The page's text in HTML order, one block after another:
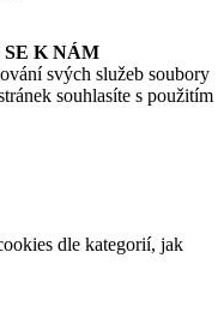
K NÁM
svých služeb soubory
souhlasíte s použitím
dle kategorií, jak